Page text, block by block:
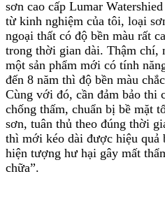
sơn cao cấp Lumar
từ kinh nghiệm của tôi, loại
ngoại thất có độ bền màu rất
trong thời gian dài. Thậm chí,
một sản phẩm mới có tính
đến 8 năm thì độ bền màu
Cùng với đó, cần đảm bảo thi
chống thấm, chuẩn bị bề mặt
sơn, tuân thủ theo đúng thời
thì mới kéo dài được hiệu quả
hiện tượng hư hại gây mất
chữa”.